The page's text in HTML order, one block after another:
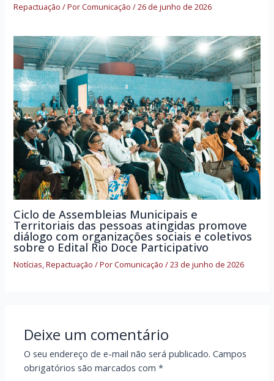
Repactuação / PorComunicação/26 de junho de 2026
Ciclo de Assembleias Municipais e
Territoriais das pessoas atingidas promove
diálogo com organizações sociais e coletivos
sobre o Edital Rio Doce Participativo
Notícias,Repactuação / PorComunicação/23 de junho de 2026
Deixe um comentário
O seu endereço de e-mail não será publicado. Campos
obrigatórios são marcados com*